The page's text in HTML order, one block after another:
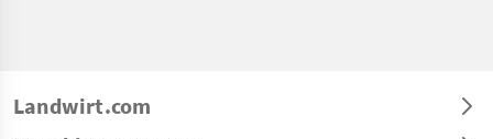
Landwirt.com